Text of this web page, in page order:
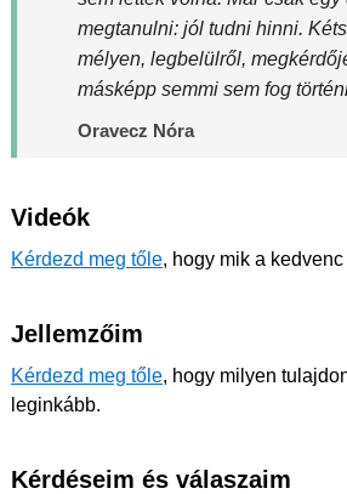
megtanulni: jól tudni hinni.
mélyen, legbelülről,
másképp semmi sem fog
Oravecz Nóra
Videók
Kérdezd meg tőle, hogy mik a
Jellemzőim
Kérdezd meg tőle, hogy milyen
leginkább.
Kérdéseim és válaszaim